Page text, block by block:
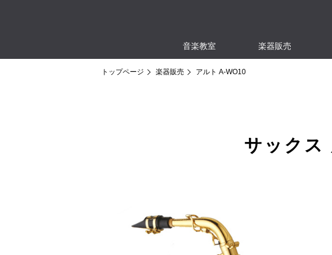
音楽教室 楽器販売
トップページ 楽器販売 アルト A-WO10
サックス